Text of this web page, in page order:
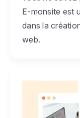
E-monsite est
dans la
web.